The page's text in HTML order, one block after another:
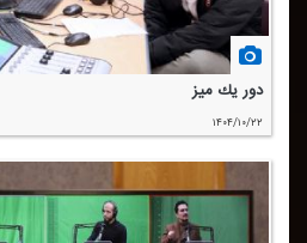
دور یك میز
۱۴۰۴/۱۰/۲۲